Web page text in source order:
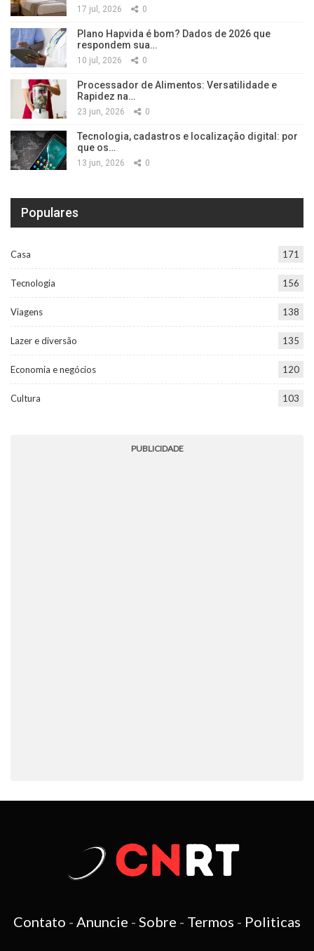
17 jul, 2026 0
Plano Hapvida é bom? Dados de 2026 que
respondem sua…
10 jul, 2026 0
Processador de Alimentos: Versatilidade e
Rapidez na…
23 jun, 2026 0
Tecnologia, cadastros e localização digital: por
que os…
13 jun, 2026 0
Populares
Casa 171
Tecnologia 156
Viagens 138
Lazer e diversão 135
Economia e negócios 120
Cultura 103
PUBLICIDADE
Contato - Anuncie - Sobre - Termos - Politicas